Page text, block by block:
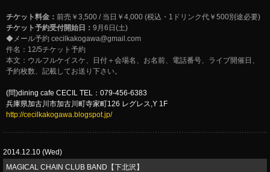
チケット料金： 前売￥3,500 / 当日￥4,000 (税込・1ドリンク代￥500別途必要)
チケット予約受付開始日： 9月6日(土)
◆メール予約 cecilkakogawa@gmail.com
件名：12/5チケット予約
本文：ウルフルケイスケ、日付＋会場名、お名前、電話番号、ライブ開催日、
予約枚数、記載してお送り下さい。
(問)dining cafe CECIL TEL：079-456-6383
兵庫県加古川市加古川町寺家町126 レグレス,Y 1F
http://cecilkakogawa.blogspot.jp/
2014.12.10 (Wed)
MAGICAL CHAIN CLUB BAND【下北沢】